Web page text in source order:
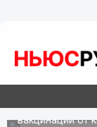
40
100 тысяч
Они стали
вакцинации от